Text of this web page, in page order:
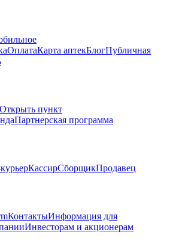
ОплатаКарта аптекБлогПубличная
Открыть пункт
Партнерская программа
КассирСборщикПродавец
КонтактыИнформация для
Инвесторам и акционерам